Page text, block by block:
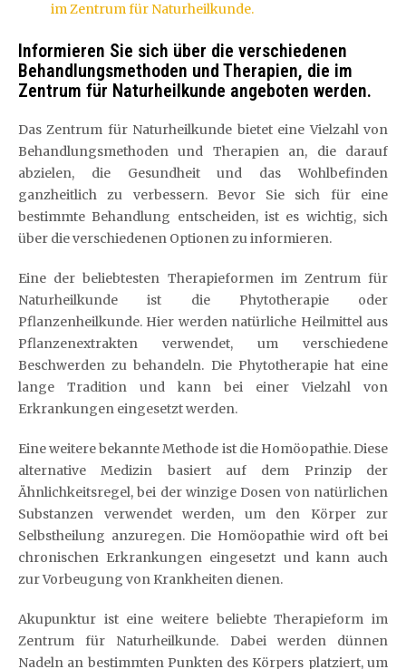
im Zentrum für Naturheilkunde.
Informieren Sie sich über die verschiedenen
Behandlungsmethoden und Therapien, die im
Zentrum für Naturheilkunde angeboten werden.
Das Zentrum für Naturheilkunde bietet eine Vielzahl von
Behandlungsmethoden und Therapien an, die darauf
abzielen, die Gesundheit und das Wohlbefinden
ganzheitlich zu verbessern. Bevor Sie sich für eine
bestimmte Behandlung entscheiden, ist es wichtig, sich
über die verschiedenen Optionen zu informieren.
Eine der beliebtesten Therapieformen im Zentrum für
Naturheilkunde ist die Phytotherapie oder
Pflanzenheilkunde. Hier werden natürliche Heilmittel aus
Pflanzenextrakten verwendet, um verschiedene
Beschwerden zu behandeln. Die Phytotherapie hat eine
lange Tradition und kann bei einer Vielzahl von
Erkrankungen eingesetzt werden.
Eine weitere bekannte Methode ist die Homöopathie. Diese
alternative Medizin basiert auf dem Prinzip der
Ähnlichkeitsregel, bei der winzige Dosen von natürlichen
Substanzen verwendet werden, um den Körper zur
Selbstheilung anzuregen. Die Homöopathie wird oft bei
chronischen Erkrankungen eingesetzt und kann auch
zur Vorbeugung von Krankheiten dienen.
Akupunktur ist eine weitere beliebte Therapieform im
Zentrum für Naturheilkunde. Dabei werden dünnen
Nadeln an bestimmten Punkten des Körpers platziert, um